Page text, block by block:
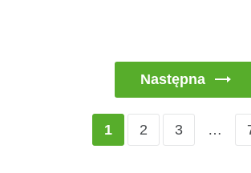
Następna
1 2 3 …